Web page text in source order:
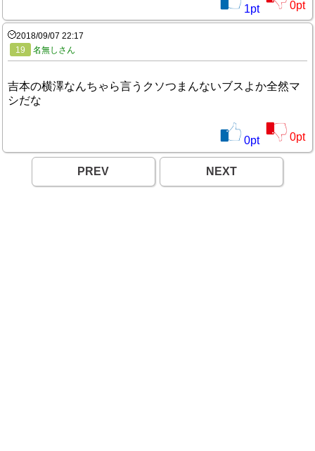
1pt 0pt
2018/09/07 22:17
19
名無しさん
吉本の横澤なんちゃら言うクソつまんないブスよか全然マ
シだな
0pt 0pt
PREV NEXT